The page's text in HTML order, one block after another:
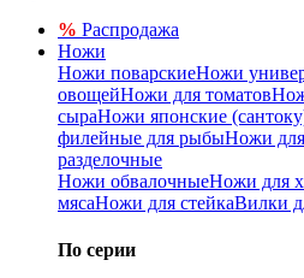
% Распродажа
Ножи
Ножи поварскиеНожи
овощейНожи для томатов
сыраНожи японские
филейные для рыбыНожи для
разделочные
Ножи обвалочныеНожи для
мясаНожи для стейкаВилки
По серии